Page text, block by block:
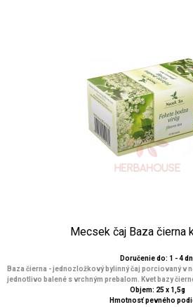
Mecsek čaj Baza čierna
Doručenie do: 1 - 4
Baza čierna - jednozložkový bylinný čaj porciovaný v
jednotlivo balené s vrchným prebalom. Kvet bazy
Objem: 25 x 1,5g
Hmotnosť pevného